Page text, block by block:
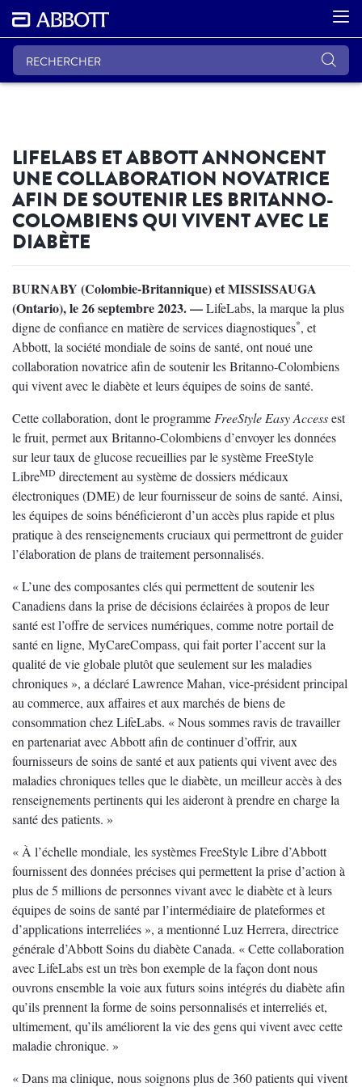
LIFELABS ET ABBOTT ANNONCENT
UNE COLLABORATION NOVATRICE
AFIN DE SOUTENIR LES BRITANNO-
COLOMBIENS QUI VIVENT AVEC LE
DIABÈTE
BURNABY (Colombie-Britannique) et MISSISSAUGA
(Ontario), le 26 septembre 2023. —LifeLabs, la marque la plus
digne de confiance en matière de services diagnostiques*, et
Abbott, la société mondiale de soins de santé, ont noué une
collaboration novatrice afin de soutenir les Britanno-Colombiens
qui vivent avec le diabète et leurs équipes de soins de santé.
Cette collaboration, dont le programme FreeStyle Easy Accessest
le fruit, permet aux Britanno-Colombiens d’envoyer les données
sur leur taux de glucose recueillies par le système FreeStyle
LibreMD directement au système de dossiers médicaux
électroniques (DME) de leur fournisseur de soins de santé. Ainsi,
les équipes de soins bénéficieront d’un accès plus rapide et plus
pratique à des renseignements cruciaux qui permettront de guider
l’élaboration de plans de traitement personnalisés.
« L’une des composantes clés qui permettent de soutenir les
Canadiens dans la prise de décisions éclairées à propos de leur
santé est l’offre de services numériques, comme notre portail de
santé en ligne, MyCareCompass, qui fait porter l’accent sur la
qualité de vie globale plutôt que seulement sur les maladies
chroniques », a déclaré Lawrence Mahan, vice-président principal
au commerce, aux affaires et aux marchés de biens de
consommation chez LifeLabs. « Nous sommes ravis de travailler
en partenariat avec Abbott afin de continuer d’offrir, aux
fournisseurs de soins de santé et aux patients qui vivent avec des
maladies chroniques telles que le diabète, un meilleur accès à des
renseignements pertinents qui les aideront à prendre en charge la
santé des patients. »
« À l’échelle mondiale, les systèmes FreeStyle Libre d’Abbott
fournissent des données précises qui permettent la prise d’action à
plus de 5 millions de personnes vivant avec le diabète et à leurs
équipes de soins de santé par l’intermédiaire de plateformes et
d’applications interreliées », a mentionné Luz Herrera, directrice
générale d’Abbott Soins du diabète Canada. « Cette collaboration
avec LifeLabs est un très bon exemple de la façon dont nous
ouvrons ensemble la voie aux futurs soins intégrés du diabète afin
qu’ils prennent la forme de soins personnalisés et interreliés et,
ultimement, qu’ils améliorent la vie des gens qui vivent avec cette
maladie chronique. »
« Dans ma clinique, nous soignons plus de 360 patients qui vivent